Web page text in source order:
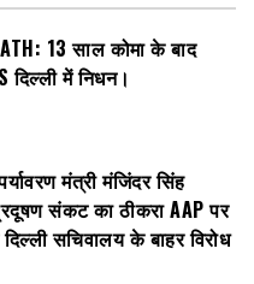
13 साल कोमा के बाद
दिल्ली में निधन।
मंत्री मंजिंदर सिंह
संकट का ठीकरा AAP पर
सचिवालय के बाहर विरोध